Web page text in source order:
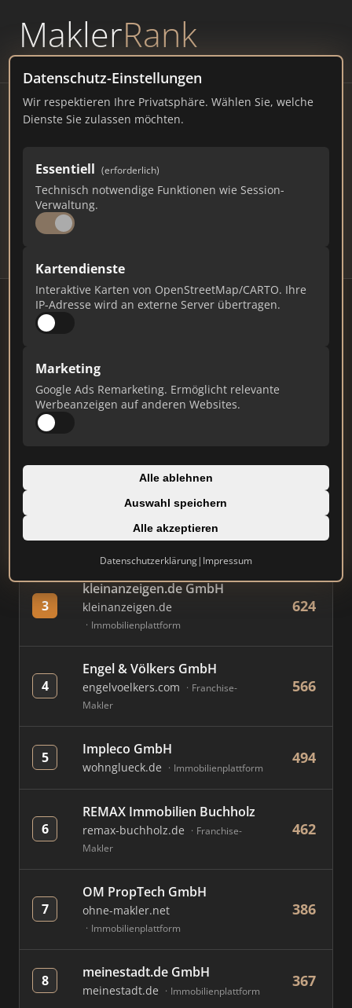
MaklerRank
powered byWAVEPOINT
Datenschutz-Einstellungen
Wir respektieren Ihre Privatsphäre. Wählen Sie, welche
Dienste Sie zulassen möchten.
Essentiell (erforderlich)
Technisch notwendige Funktionen wie Session-
Verwaltung.
Kartendienste
Interaktive Karten von OpenStreetMap/CARTO. Ihre
IP-Adresse wird an externe Server übertragen.
Marketing
Google Ads Remarketing. Ermöglicht relevante
Werbeanzeigen auf anderen Websites.
Alle ablehnen
Auswahl speichern
Alle akzeptieren
Datenschutzerklärung| Impressum
Immobilienmakler Buchholz
– Ranking Juli 2026
NIEDERSACHSEN 42.276 EINWOHNER
69 477
# MAKLER / FIRMA
1 immobilienscout24.de
Immobilienplattform
780
AVIV Germany GmbH
immowelt.de Immobilienplattform
3
kleinanzeigen.de GmbH
kleinanzeigen.de
Immobilienplattform
624
4
Engel & Völkers GmbH
engelvoelkers.com
Franchise-
Makler
566
5 Impleco GmbH
wohnglueck.de Immobilienplattform
494
6
REMAX Immobilien Buchholz
remax-buchholz.de
Franchise-
Makler
462
7
OM PropTech GmbH
ohne-makler.net
Immobilienplattform
386
8 meinestadt.de GmbH
meinestadt.de Immobilienplattform
367